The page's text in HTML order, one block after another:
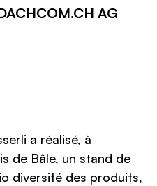
AG
a réalisé, à
de Bâle, un stand de
diversité des produits,